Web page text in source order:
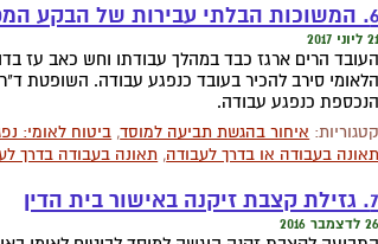
6. המשוכות הבלתי עבירות של הבקע המפשעתי
21 ליוני 2017
העובד הרים ארגז כבד במהלך עבודתו וחש כאב עז
הלאומי סירב להכיר בעובד כנפגע עבודה. השופטת
הנכספת כנפגע עבודה.
קטגוריות: איחור בהגשת תביעה למוסד, ביטוח לאומי:
תאונה בעבודה או בדרך לעבודה, תאונה בעבודה בדרך
7. גזילת קצבת זיקנה באישור בית הדין
26 לדצמבר 2016